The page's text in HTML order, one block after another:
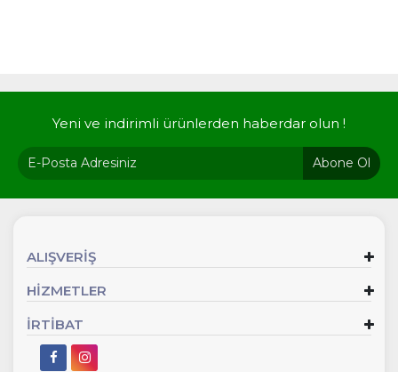
Yeni ve indirimli ürünlerden haberdar olun !
Abone Ol
ALIŞVERİŞ
HİZMETLER
İRTİBAT